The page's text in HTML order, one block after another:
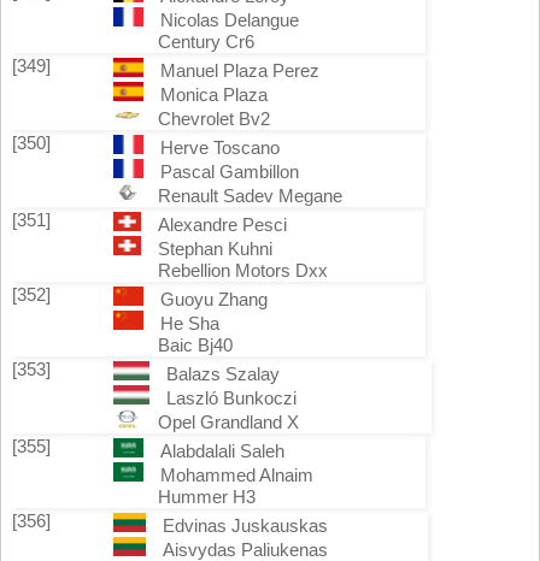
Nicolas Delangue
Century Cr6
[349]
Manuel Plaza Perez
Monica Plaza
Chevrolet Bv2
[350]
Herve Toscano
Pascal Gambillon
Renault Sadev Megane
[351]
Alexandre Pesci
Stephan Kuhni
Rebellion Motors Dxx
[352]
Guoyu Zhang
He Sha
Baic Bj40
[353]
Balazs Szalay
Laszló Bunkoczi
Opel Grandland X
[355]
Alabdalali Saleh
Mohammed Alnaim
Hummer H3
[356]
Edvinas Juskauskas
Aisvydas Paliukenas